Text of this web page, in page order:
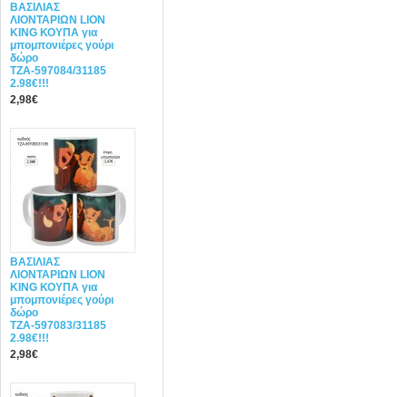
ΒΑΣΙΛΙΑΣ
ΛΙΟΝΤΑΡΙΩΝ LION
KING ΚΟΥΠΑ για
μπομπονιέρες γούρι
δώρο
ΤΖΑ-597084/31185
2.98€!!!
2,98€
ΒΑΣΙΛΙΑΣ
ΛΙΟΝΤΑΡΙΩΝ LION
KING ΚΟΥΠΑ για
μπομπονιέρες γούρι
δώρο
ΤΖΑ-597083/31185
2.98€!!!
2,98€